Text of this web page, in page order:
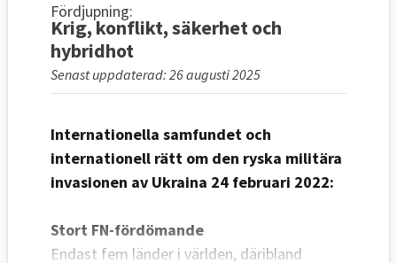
Fördjupning:
Krig, konflikt, säkerhet och
hybridhot
Senast uppdaterad: 26 augusti 2025
Internationella samfundet och
internationell rätt om den ryska militära
invasionen av Ukraina 24 februari 2022:
Stort FN-fördömande
Endast fem länder i världen, däribland